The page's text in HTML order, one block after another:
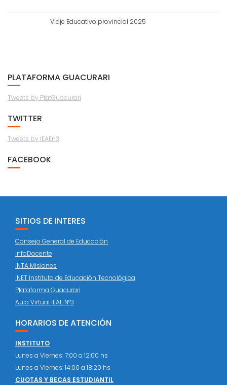
Viaje Educativo provincial 2025
PLATAFORMA GUACURARI
Tweets by PlatGuacurari
TWITTER
Tweets by IEAEn3
FACEBOOK
SITIOS DE INTERES
Consejo General de Educación
InfoDocente
INTA Misiones
INET Instituto de Educación Tecnológica
Plataforma Guacurari
Aula Virtual IEAE N°3
HORARIOS DE ATENCIÓN
INSTITUTO
Lunes a Viernes: 7:00 a 12:00 hs
Lunes a Viernes: 14:00 a 18:20 hs
CUOTAS Y BECAS ESTUDIANTIL